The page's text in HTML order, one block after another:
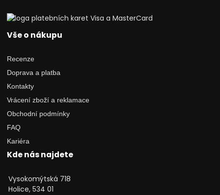
Vše o nákupu
Recenze
Doprava a platba
Kontakty
Vrácení zboží a reklamace
Obchodní podmínky
FAQ
Kariéra
Kde nás najdete
Vysokomýtská 718
Holice, 534 01